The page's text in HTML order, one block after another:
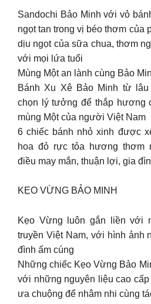
Sandochi Bảo Minh với vỏ
ngọt tan trong vị béo thơm của
dịu ngọt của sữa chua, thơm
với mọi lứa tuổi
Mùng Một an lành cùng Bảo
Bánh Xu Xê Bảo Minh từ
chọn lý tưởng để thắp hương
mùng Một của người Việt Nam
6 chiếc bánh nhỏ xinh được
hoa đỏ rực tỏa hương thơm
điều may mắn, thuận lợi, gia
KẸO VỪNG BẢO MINH
Kẹo Vừng luôn gắn liền với
truyền Việt Nam, với hình ảnh
đình ấm cúng
Những chiếc Kẹo Vừng Bảo
với những nguyên liệu cao
ưa chuộng để nhâm nhi cùng